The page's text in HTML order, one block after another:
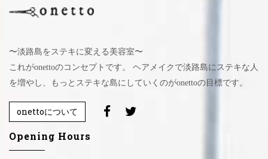
〜淡路島をステキに変える美容室〜
これがonettoのコンセプトです。 ヘアメイクで淡路島にステキな人
を増やし、もっとステキな島にしていくのがonettoの目標です。
onettoについて
Opening Hours